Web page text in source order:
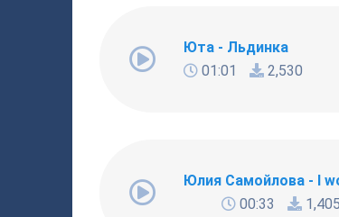
Юта - Льдинка
01:01
2,530
Юлия Самойлова - I
00:33
1,405